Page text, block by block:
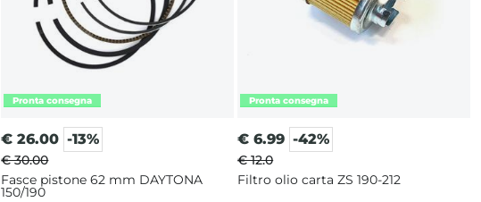
€ 26.00 -13%
€ 30.00
Fasce pistone 62 mm DAYTONA
150/190
€ 6.99 -42%
€ 12.0
Filtro olio carta ZS 190-212